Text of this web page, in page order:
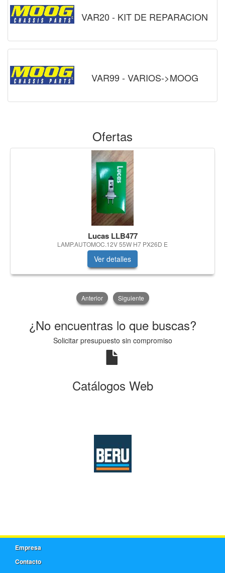
VAR20 - KIT DE REPARACION
VAR99 - VARIOS->MOOG
Ofertas
Lucas LLB477
LAMP.AUTOMOC.12V 55W H7 PX26D E
Ver detalles
Anterior Siguiente
¿No encuentras lo que buscas?
Solicitar presupuesto sin compromiso
Catálogos Web
Empresa
Contacto